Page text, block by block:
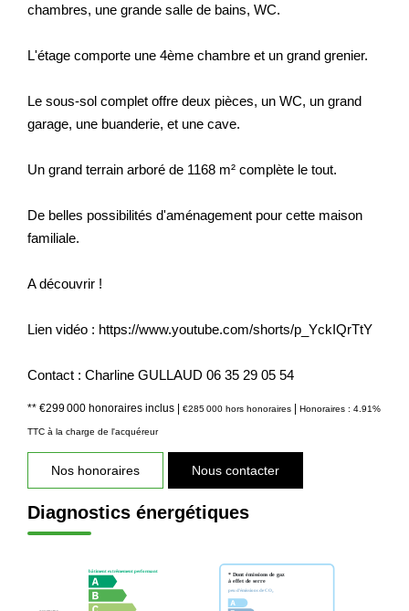
chambres, une grande salle de bains, WC.
L'étage comporte une 4ème chambre et un grand grenier.
Le sous-sol complet offre deux pièces, un WC, un grand
garage, une buanderie, et une cave.
Un grand terrain arboré de 1168 m² complète le tout.
De belles possibilités d'aménagement pour cette maison
familiale.
A découvrir !
Lien vidéo : https://www.youtube.com/shorts/p_YckIQrTtY
Contact : Charline GULLAUD 06 35 29 05 54
** €299 000 honoraires inclus | €285 000 hors honoraires | Honoraires : 4.91%
TTC à la charge de l'acquéreur
Nos honoraires Nous contacter
Diagnostics énergétiques